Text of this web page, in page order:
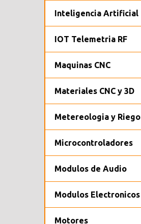
Inteligencia Artificial
IOT Telemetria RF
Maquinas CNC
Materiales CNC y 3D
Metereologia y Riego
Microcontroladores
Modulos de Audio
Modulos Electronicos
Motores